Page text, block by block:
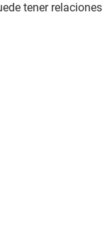
tener relaciones